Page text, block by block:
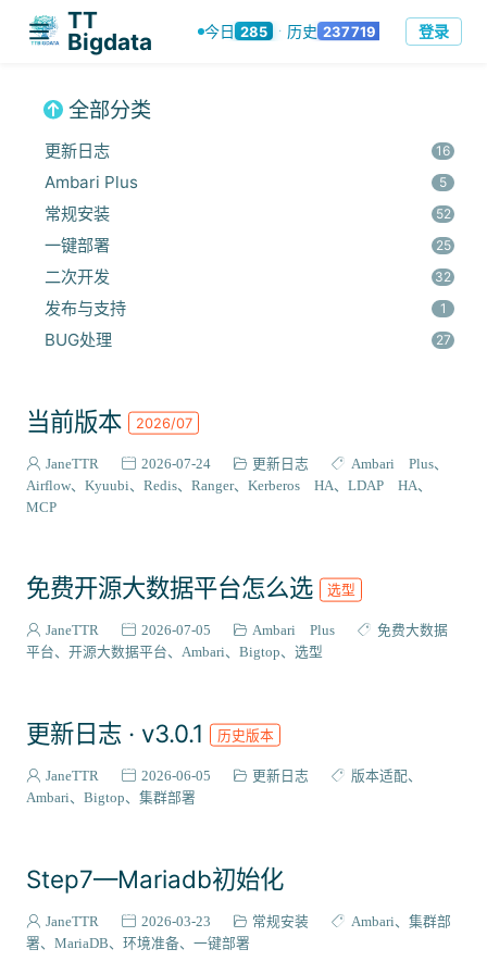
TT
Bigdata
今日 285 · 历史 237719 登录
全部分类
更新日志
16
Ambari Plus 5
常规安装 52
一键部署 25
二次开发 32
发布与支持 1
BUG处理 27
组件安装
报错解决 68
VIEW插件
成神之路
集成案例 31
核心代码
当前版本 2026/07
JaneTTR 2026-07-24 更新日志
Ambari Plus
Airflow
Kyuubi Redis Ranger Kerberos HA
LDAP HA
MCP
免费开源大数据平台怎么选 选型
JaneTTR 2026-07-05 Ambari Plus
免费大数据
平台
开源大数据平台 Ambari Bigtop 选型
更新日志 · v3.0.1 历史版本
JaneTTR 2026-06-05 更新日志
版本适配
Ambari
Bigtop 集群部署
Step7—Mariadb初始化
JaneTTR 2026-03-23 常规安装 Ambari
集群部
署
MariaDB 环境准备 一键部署